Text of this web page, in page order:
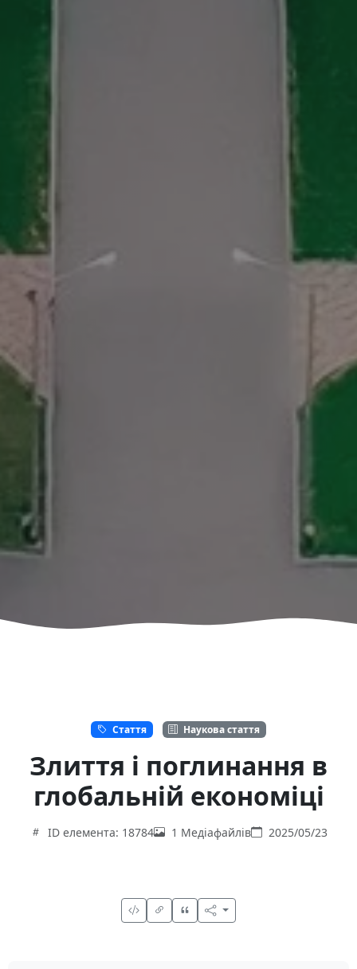
Стаття Наукова стаття
Злиття і поглинання в
глобальній економіці
ID елемента: 18784 1 Медіафайлів 2025/05/23